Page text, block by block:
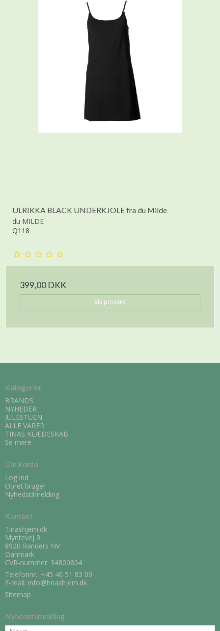
ULRIKKA BLACK UNDERKJOLE fra du Milde
du MILDE
Q118
399,00 DKK
Vis produkt
Kategorier
BRANDS
NYHEDER
JULESTUEN
ALLE VARER
TINAS KLÆDESKAB
Se mere
Din konto
Log ind
Opret bruger
Nyhedstilmelding
Kontakt
Tinashjem.dk
Myntevej 3
8920 Randers NV
Danmark
CVR-nummer: 34800804
Telefonnr.: +45 40 51 83 00
E-mail: info@tinashjem.dk
Sitemap
Nyhedstilmelding